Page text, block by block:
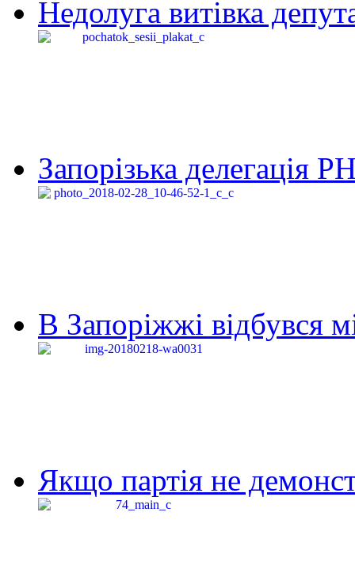
Недолуга витівка
Запорізька делегація
В Запоріжжі відбувся
Якщо партія не